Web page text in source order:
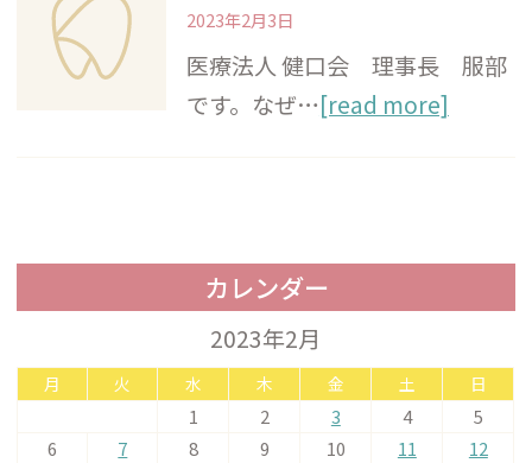
2023年2月3日
医療法人 健口会 理事長 服部
です。なぜ…[read more]
カレンダー
2023年2月
月 火 水 木 金 土 日
1 2 3 4
5
6
7 8 9 10 11
12